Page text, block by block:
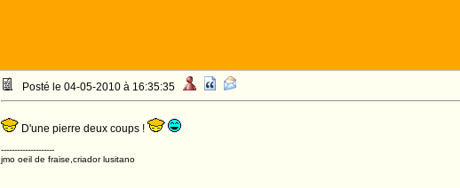
Posté le 04-05-2010 à 16:35:35
D'une pierre deux coups !
--------------------
jmo oeil de fraise,criador lusitano